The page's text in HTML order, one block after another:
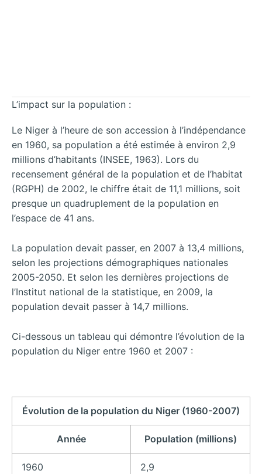
L’impact sur la population :
Le Niger à l’heure de son accession à l’indépendance
en 1960, sa population a été estimée à environ 2,9
millions d’habitants (INSEE, 1963). Lors du
recensement général de la population et de l’habitat
(RGPH) de 2002, le chiffre était de 11,1 millions, soit
presque un quadruplement de la population en
l’espace de 41 ans.
La population devait passer, en 2007 à 13,4 millions,
selon les projections démographiques nationales
2005-2050. Et selon les dernières projections de
l’Institut national de la statistique, en 2009, la
population devait passer à 14,7 millions.
Ci-dessous un tableau qui démontre l’évolution de la
population du Niger entre 1960 et 2007 :
Évolution de la population du Niger (1960-2007)
Année Population (millions)
1960 2,9